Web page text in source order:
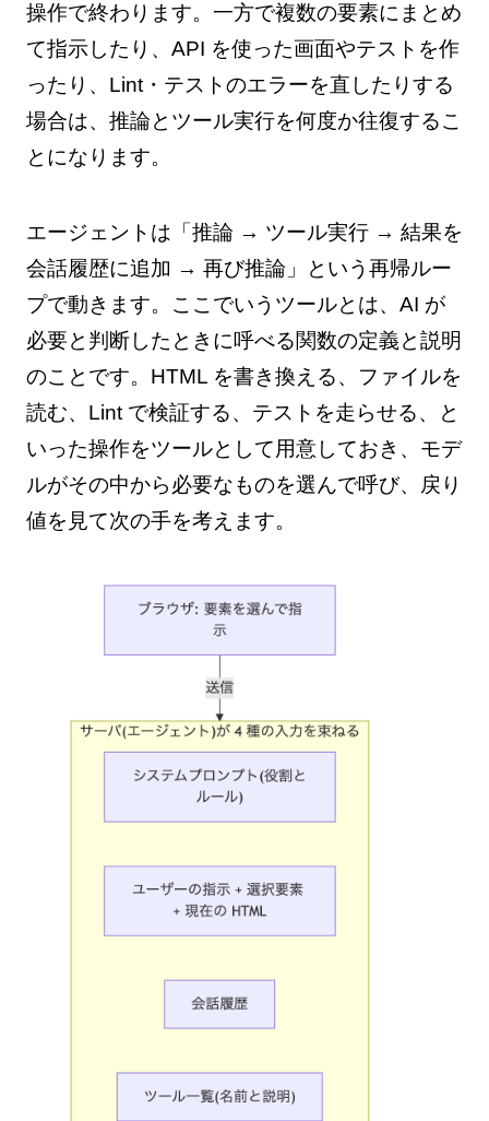
操作で終わります。一方で複数の要素にまとめ
て指示したり、API を使った画面やテストを作
ったり、Lint・テストのエラーを直したりする
場合は、推論とツール実行を何度か往復するこ
とになります。
エージェントは「推論 → ツール実行 → 結果を
会話履歴に追加 → 再び推論」という再帰ルー
プで動きます。ここでいうツールとは、AI が
必要と判断したときに呼べる関数の定義と説明
のことです。HTML を書き換える、ファイルを
読む、Lint で検証する、テストを走らせる、と
いった操作をツールとして用意しておき、モデ
ルがその中から必要なものを選んで呼び、戻り
値を見て次の手を考えます。